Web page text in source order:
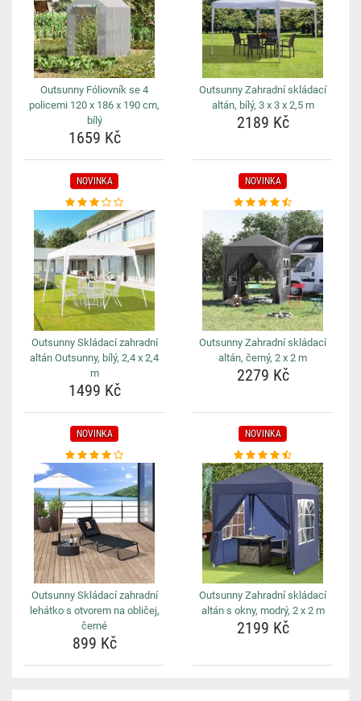
Outsunny Fóliovník se 4
policemi 120 x 186 x 190 cm,
bílý
1659 Kč
Outsunny Zahradní skládací
altán, bílý, 3 x 3 x 2,5 m
2189 Kč
NOVINKA
Outsunny Skládací zahradní
altán Outsunny, bílý, 2,4 x 2,4
m
1499 Kč
NOVINKA
Outsunny Zahradní skládací
altán, černý, 2 x 2 m
2279 Kč
NOVINKA
Outsunny Skládací zahradní
lehátko s otvorem na obličej,
černé
899 Kč
NOVINKA
Outsunny Zahradní skládací
altán s okny, modrý, 2 x 2 m
2199 Kč